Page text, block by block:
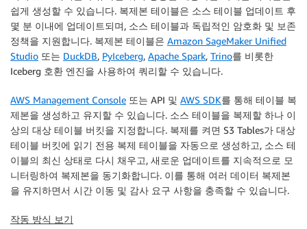
쉽게 생성할 수 있습니다. 복제본 테이블은 소스 테이블 업데이트 후
몇 분 이내에 업데이트되며, 소스 테이블과 독립적인 암호화 및 보존
정책을 지원합니다. 복제본 테이블은 Amazon SageMaker Unified
Studio 또는 DuckDB, PyIceberg, Apache Spark, Trino를 비롯한
Iceberg 호환 엔진을 사용하여 쿼리할 수 있습니다.
AWS Management Console 또는 API 및 AWS SDK를 통해 테이블 ​​복
제본을 생성하고 유지할 수 있습니다. 소스 테이블을 복제할 하나 이
상의 대상 테이블 버킷을 지정합니다. 복제를 켜면 S3 Tables가 대상
테이블 버킷에 읽기 전용 복제 테이블을 자동으로 생성하고, 소스 테
이블의 최신 상태로 다시 채우고, 새로운 업데이트를 지속적으로 모
니터링하여 복제본을 동기화합니다. 이를 통해 여러 데이터 복제본
을 유지하면서 시간 이동 및 감사 요구 사항을 충족할 수 있습니다.
작동 방식 보기